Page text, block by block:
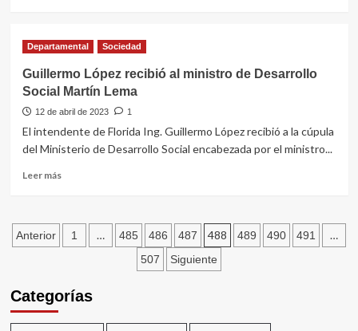
en
plaza”
en
de
donación
de
sangre
a
cargo
Hemocentro
de
Departamental Sociedad
Guillermo López recibió al ministro de Desarrollo
Social Martín Lema
12 de abril de 2023 1
El intendente de Florida Ing. Guillermo López recibió a la cúpula
del Ministerio de Desarrollo Social encabezada por el ministro...
Leer másLeer
López
recibió
de
Social
Paginación
entradas
Anterior 1 … 485 486 487 488 489 490 491 …
507 Siguiente
Categorías